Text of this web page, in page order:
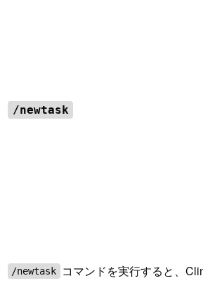
/newtask
/newtask コマンドを実行すると、